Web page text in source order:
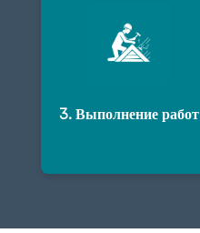
3. Выполнение работ